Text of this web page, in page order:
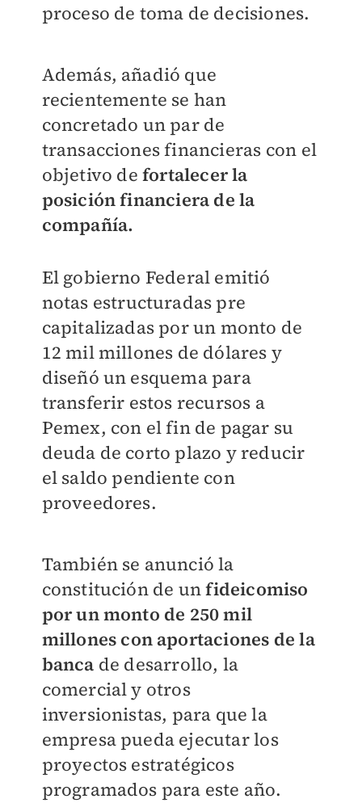
proceso de toma de decisiones.
Además, añadió que
recientemente se han
concretado un par de
transacciones financieras con el
objetivo de fortalecer la
posición financiera de la
compañía.
El gobierno Federal emitió
notas estructuradas pre
capitalizadas por un monto de
12 mil millones de dólares y
diseñó un esquema para
transferir estos recursos a
Pemex, con el fin de pagar su
deuda de corto plazo y reducir
el saldo pendiente con
proveedores.
También se anunció la
constitución de unfideicomiso
por un monto de 250 mil
millones con aportaciones de la
banca de desarrollo, la
comercial y otros
inversionistas, para que la
empresa pueda ejecutar los
proyectos estratégicos
programados para este año.